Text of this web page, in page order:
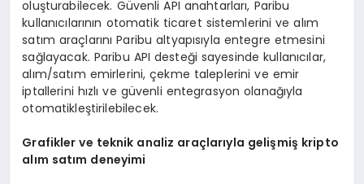
oluşturabilecek. Güvenli API anahtarları, Paribu
kullanıcılarının otomatik ticaret sistemlerini ve alım
satım araçlarını Paribu altyapısıyla entegre etmesini
sağlayacak. Paribu API desteği sayesinde kullanıcılar,
alım/satım emirlerini, çekme taleplerini ve emir
iptallerini hızlı ve güvenli entegrasyon olanağıyla
otomatikleştirilebilecek.
Grafikler ve teknik analiz araçlarıyla gelişmiş kripto
alım satım deneyimi